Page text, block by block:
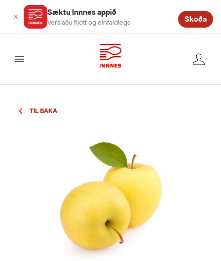
Sæktu Innnes appið
Verslaðu fljótt og einfaldlega Skoða
valmynd
TIL BAKA